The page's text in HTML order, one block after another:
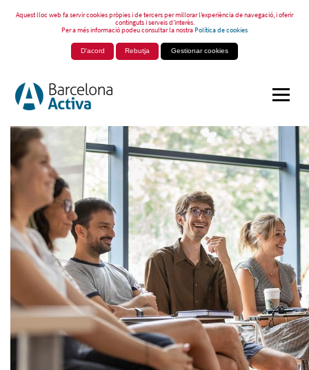
Aquest lloc web fa servir cookies pròpies i de tercers per millorar l’experiència de navegació, i oferir
continguts i serveis d’interès.
Per a més informació podeu consultar la nostraPolítica de cookies
D'acord Rebutja Gestionar cookies